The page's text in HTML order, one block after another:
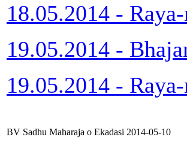
18.05.2014 -
19.05.2014 -
19.05.2014 -
BV Sadhu Maharaja o Ekadasi 2014-05-10